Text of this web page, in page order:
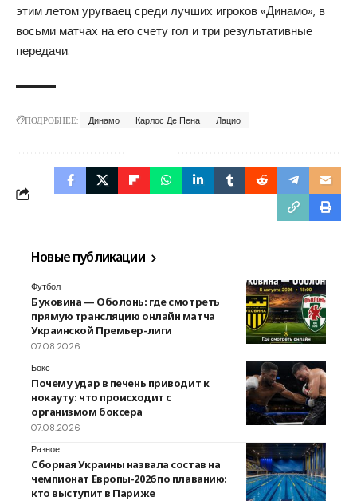
этим летом уругваец среди лучших игроков «Динамо», в
восьми матчах на его счету гол и три результативные
передачи.
ПОДРОБНЕЕ: Динамо Карлос Де Пена Лацио
Новые публикации
Футбол
Буковина — Оболонь: где смотреть
прямую трансляцию онлайн матча
Украинской Премьер-лиги
07.08.2026
Бокс
Почему удар в печень приводит к
нокауту: что происходит с
организмом боксера
07.08.2026
Разное
Сборная Украины назвала состав на
чемпионат Европы-2026 по плаванию:
кто выступит в Париже